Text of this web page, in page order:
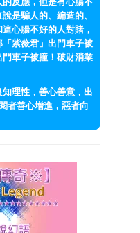
是騙人的、編造的、
心腸不好的人對賭，
紫薇君」出門車子被
車子被撞！破財消業
知理性，善心善意，出
者善心增進，惡者向